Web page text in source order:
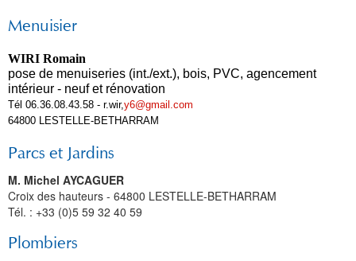
Menuisier
WIRI Romain
pose de menuiseries (int./ext.), bois, PVC, agencement
intérieur - neuf et rénovation
Tél 06.36.08.43.58 - r.wir,y6@gmail.com
64800 LESTELLE-BETHARRAM
Parcs et Jardins
M. Michel AYCAGUER
Croix des hauteurs - 64800 LESTELLE-BETHARRAM
Tél. : +33 (0)5 59 32 40 59
Plombiers